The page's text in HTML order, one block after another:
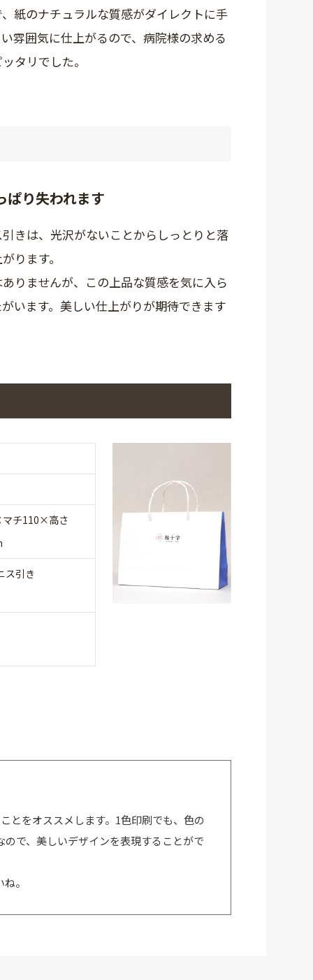
紙のナチュラルな質感がダイレクトに手
雰囲気に仕上がるので、病院様の求める
タリでした。
ぱり失われます
きは、光沢がないことからしっとりと落
ります。
りませんが、この上品な質感を気に入ら
います。美しい仕上がりが期待できます
チ110×高さ
ス引き
とをオススメします。1色印刷でも、色の
で、美しいデザインを表現することがで
。